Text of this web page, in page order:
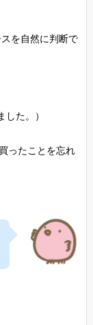
を自然に判断で
た。）
ったことを忘れ